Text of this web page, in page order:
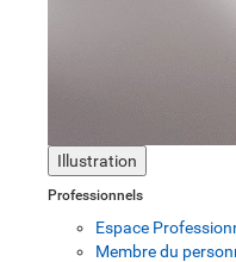
Illustration
Professionnels
Espace
Membre du